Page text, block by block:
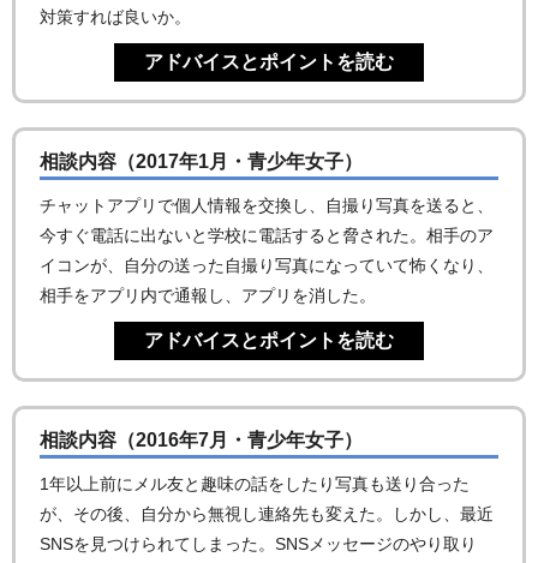
対策すれば良いか。
相談内容（2017年1月・青少年女子）
チャットアプリで個人情報を交換し、自撮り写真を送ると、
今すぐ電話に出ないと学校に電話すると脅された。相手のア
イコンが、自分の送った自撮り写真になっていて怖くなり、
相手をアプリ内で通報し、アプリを消した。
相談内容（2016年7月・青少年女子）
1年以上前にメル友と趣味の話をしたり写真も送り合った
が、その後、自分から無視し連絡先も変えた。しかし、最近
SNSを見つけられてしまった。SNSメッセージのやり取り